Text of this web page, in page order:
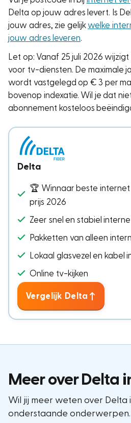
Delta op jouw adres levert. Is
jouw adres, zie gelijkwelke
jouw adres leveren.
Let op: Vanaf 25 juli 2026
voor tv-diensten. De maximale
wordt vastgelegd op € 3 per
bovenop indexatie. Wil je dat
abonnement kosteloos
Delta
🏆 Winnaar beste
prijs 2026
Zeer snel en stabiel
Pakketten van alleen
Lokaal glasvezel en kabel
Online tv-kijken
Vergelijk Delta
Meer over Delta
Wil jij meer weten over Delta
onderstaande onderwerpen.